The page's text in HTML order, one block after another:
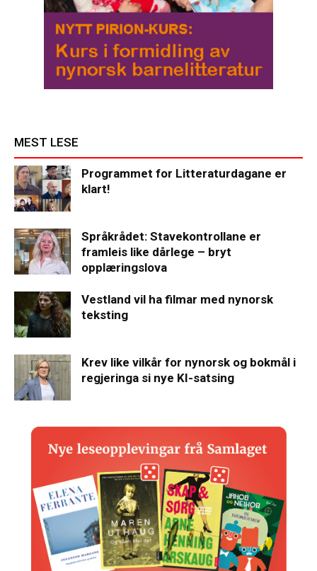
MEST LESE
Programmet for Litteraturdagane er
klart!
Språkrådet: Stavekontrollane er
framleis like dårlege – bryt
opplæringslova
Vestland vil ha filmar med nynorsk
teksting
Krev like vilkår for nynorsk og bokmål i
regjeringa si nye KI-satsing